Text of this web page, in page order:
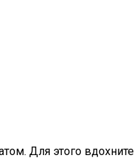
Для этого